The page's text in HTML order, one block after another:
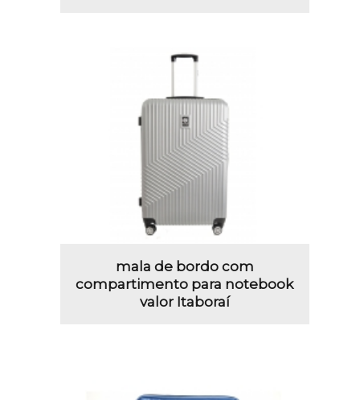
mala de bordo com
compartimento para notebook
valor Itaboraí